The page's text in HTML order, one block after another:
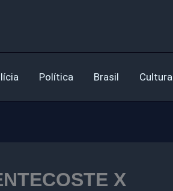
Política Brasil Cultura
X